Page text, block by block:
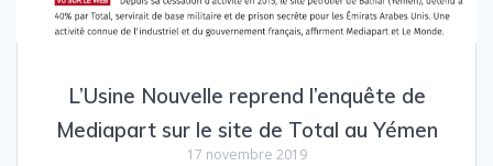
L’Usine Nouvelle reprend l’enquête de
Mediapart sur le site de Total au Yémen
17 novembre 2019